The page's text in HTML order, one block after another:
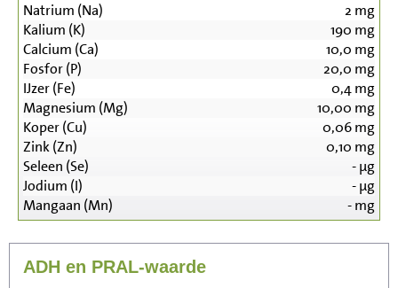
Natrium (Na) 2 mg
Kalium (K)
190 mg
Calcium (Ca)
10,0 mg
Fosfor (P)
20,0 mg
IJzer (Fe)
0,4mg
Magnesium (Mg)
10,00 mg
Koper (Cu)
0,06mg
Zink (Zn)
0,10 mg
Seleen (Se)
-µg
Jodium (I)
-µg
Mangaan (Mn)
-mg
ADH en PRAL-waarde